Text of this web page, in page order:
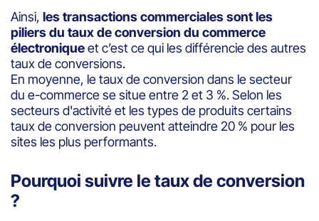
Ainsi, les transactions commerciales sont les
piliers du taux de conversion du commerce
électroniqueet c’est ce qui les différencie des autres
taux de conversions.
En moyenne, le taux de conversion dans le secteur
du e-commerce se situe entre 2 et 3 %. Selon les
secteurs d'activité et les types de produits certains
taux de conversion peuvent atteindre 20 % pour les
sites les plus performants.
Pourquoi suivre le taux de conversion
?